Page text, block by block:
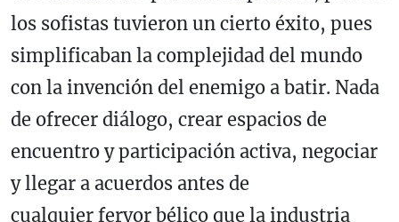
los sofistas tuvieron un cierto éxito, pues
simplificaban la complejidad del mundo
con la invención del enemigo a batir. Nada
de ofrecer diálogo, crear espacios de
encuentro y participación activa, negociar
y llegar a acuerdos antes de
cualquier fervor bélico que la industria